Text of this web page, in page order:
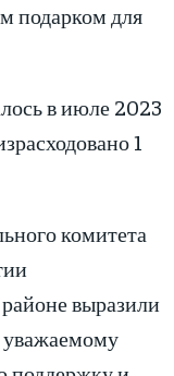
подарком для
в июле 2023
1
комитета
выразили
уважаемому